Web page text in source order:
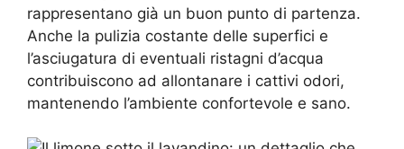
rappresentano già un buon punto di partenza.
Anche la pulizia costante delle superfici e
l’asciugatura di eventuali ristagni d’acqua
contribuiscono ad allontanare i cattivi odori,
mantenendo l’ambiente confortevole e sano.